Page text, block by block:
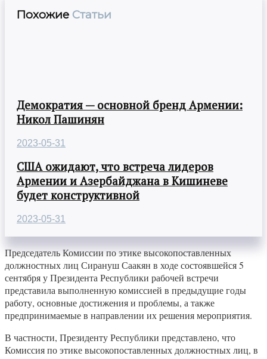
Похожие Статьи
Демократия — основной бренд Армении:
Никол Пашинян
2023-05-31
США ожидают, что встреча лидеров
Армении и Азербайджана в Кишиневе
будет конструктивной
2023-05-31
Председатель Комиссии по этике высокопоставленных
должностных лиц Сирануш Саакян в ходе состоявшейся 5
сентября у Президента Республики рабочей встречи
представила выполненную комиссией в предыдущие годы
работу, основные достижения и проблемы, а также
предпринимаемые в направлении их решения мероприятия.
В частности, Президенту Республики представлено, что
Комиссия по этике высокопоставленных должностных лиц, в